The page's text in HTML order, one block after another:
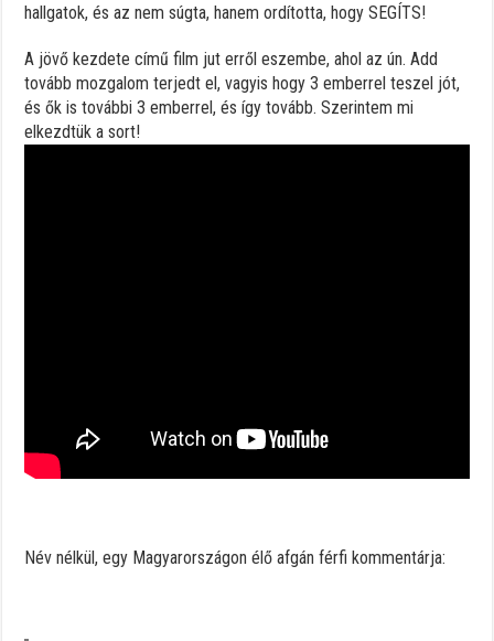
hallgatok, és az nem súgta, hanem ordította, hogy SEGÍTS!
A jövő kezdete című film jut erről eszembe, ahol az ún. Add
tovább mozgalom terjedt el, vagyis hogy 3 emberrel teszel jót,
és ők is további 3 emberrel, és így tovább. Szerintem mi
elkezdtük a sort!
Név nélkül, egy Magyarországon élő afgán férfi kommentárja: